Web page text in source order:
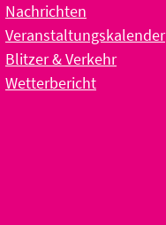
Nachrichten
Veranstaltungskalender
Blitzer & Verkehr
Wetterbericht